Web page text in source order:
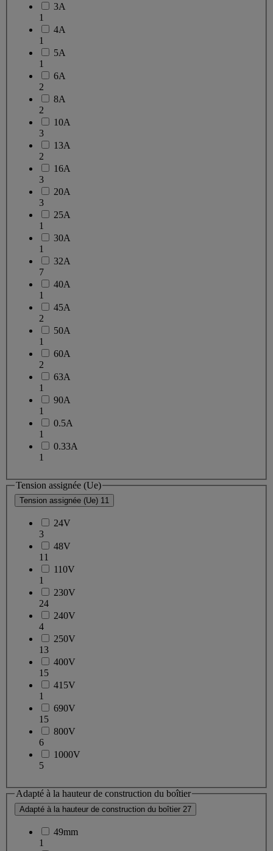
3A
1
4A
1
5A
1
6A
2
8A
2
10A
3
13A
2
16A
3
20A
3
25A
1
30A
1
32A
7
40A
1
45A
2
50A
1
60A
2
63A
1
90A
1
0.5A
1
0.33A
1
Tension assignée (Ue)
Tension assignée (Ue) 11
24V
3
48V
11
110V
1
230V
24
240V
4
250V
13
400V
15
415V
1
690V
15
800V
6
1000V
5
Adapté à la hauteur de construction du boîtier
Adapté à la hauteur de construction du boîtier 27
49mm
1